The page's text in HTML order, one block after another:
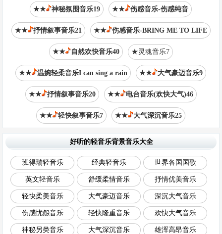
★★ 神秘氛围音乐19 ★★ 伤感音乐-伤感纯音
★★ 抒情叙事音乐21 ★★ 伤感音乐-BRING ME TO LIFE
★★ 自然欢快音乐40 ★灵魂音乐7
★★ 温婉轻柔音乐I can sing a rain ★★ 大气豪迈音乐9
★★ 抒情叙事音乐20 ★★ 电台音乐(欢快大气)46
★★ 轻快叙事音乐7 ★★ 大气深沉音乐25
好听的轻音乐背景音乐大全
班得瑞轻音乐 经典轻音乐 世界各国国歌
英文轻音乐 舒缓柔情音乐 抒情优美音乐
轻快柔美音乐 大气豪迈音乐 深沉大气音乐
伤感忧怨音乐 轻快隆重音乐 欢快大气音乐
神秘另类音乐 大气深沉音乐 雄浑高昂音乐